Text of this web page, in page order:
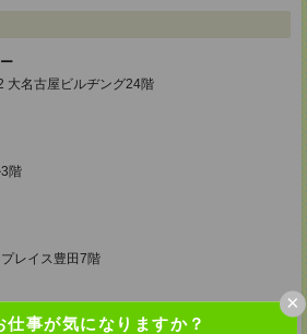
仕事が気になりますか？
×
大名古屋ビルヂング24階
階
レイス豊田7階